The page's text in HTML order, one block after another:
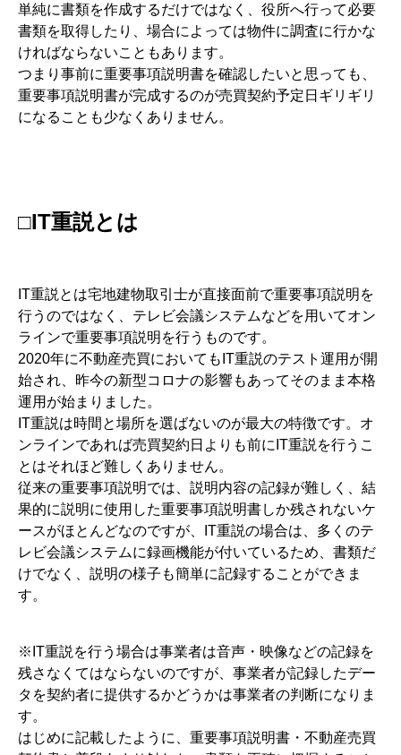
単純に書類を作成するだけではなく、役所へ行って必要
書類を取得したり、場合によっては物件に調査に行かな
ければならないこともあります。
つまり事前に重要事項説明書を確認したいと思っても、
重要事項説明書が完成するのが売買契約予定日ギリギリ
になることも少なくありません。
□IT重説とは
IT重説とは宅地建物取引士が直接面前で重要事項説明を
行うのではなく、テレビ会議システムなどを用いてオン
ラインで重要事項説明を行うものです。
2020年に不動産売買においてもIT重説のテスト運用が開
始され、昨今の新型コロナの影響もあってそのまま本格
運用が始まりました。
IT重説は時間と場所を選ばないのが最大の特徴です。オ
ンラインであれば売買契約日よりも前にIT重説を行うこ
とはそれほど難しくありません。
従来の重要事項説明では、説明内容の記録が難しく、結
果的に説明に使用した重要事項説明書しか残されないケ
ースがほとんどなのですが、IT重説の場合は、多くのテ
レビ会議システムに録画機能が付いているため、書類だ
けでなく、説明の様子も簡単に記録することができま
す。
※IT重説を行う場合は事業者は音声・映像などの記録を
残さなくてはならないのですが、事業者が記録したデー
タを契約者に提供するかどうかは事業者の判断になりま
す。
はじめに記載したように、重要事項説明書・不動産売買